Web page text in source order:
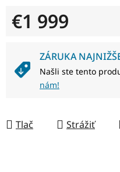
€1 999
ZÁRUKA
Našli ste tento
nám!
Tlač Strážiť